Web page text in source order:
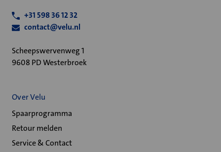
+31 598 36 12 32
contact@velu.nl
Scheepswervenweg 1
9608 PD Westerbroek
Over Velu
Spaarprogramma
Retour melden
Service & Contact